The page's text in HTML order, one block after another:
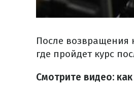
После возвращения
где пройдет курс
Смотрите видео: